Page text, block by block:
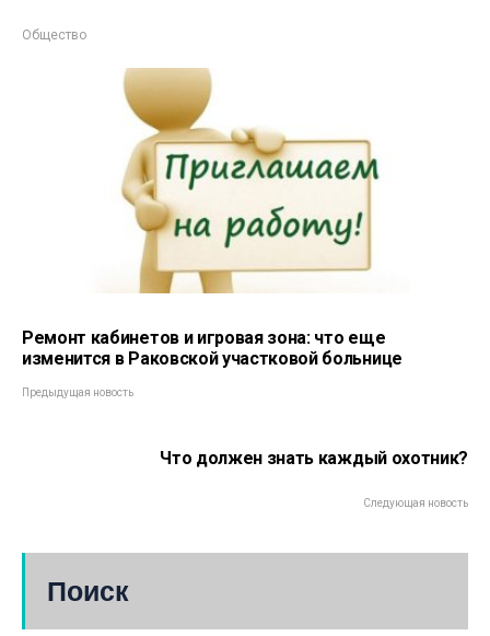
Общество
Ремонт кабинетов и игровая зона: что еще
изменится в Раковской участковой больнице
Предыдущая новость
Что должен знать каждый охотник?
Следующая новость
Поиск